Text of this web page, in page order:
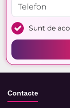
Sunt de
Contacte